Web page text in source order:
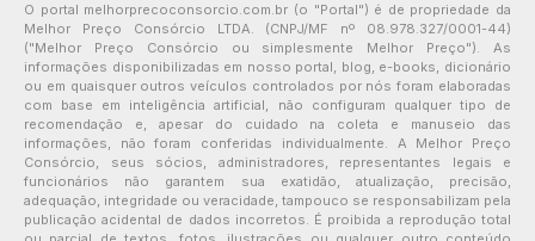
O portal melhorprecoconsorcio.com.br (o "Portal") é de propriedade da
Melhor Preço Consórcio LTDA. (CNPJ/MF nº 08.978.327/0001-44)
("Melhor Preço Consórcio ou simplesmente Melhor Preço"). As
informações disponibilizadas em nosso portal, blog, e-books, dicionário
ou em quaisquer outros veículos controlados por nós foram elaboradas
com base em inteligência artificial, não configuram qualquer tipo de
recomendação e, apesar do cuidado na coleta e manuseio das
informações, não foram conferidas individualmente. A Melhor Preço
Consórcio, seus sócios, administradores, representantes legais e
funcionários não garantem sua exatidão, atualização, precisão,
adequação, integridade ou veracidade, tampouco se responsabilizam pela
publicação acidental de dados incorretos. É proibida a reprodução total